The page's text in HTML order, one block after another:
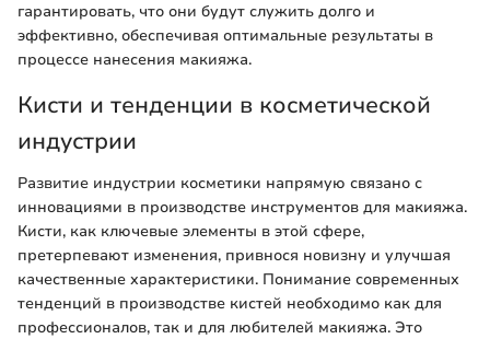
гарантировать, что они будут служить долго и
эффективно, обеспечивая оптимальные результаты в
процессе нанесения макияжа.
Кисти и тенденции в косметической
индустрии
Развитие индустрии косметики напрямую связано с
инновациями в производстве инструментов для макияжа.
Кисти, как ключевые элементы в этой сфере,
претерпевают изменения, привнося новизну и улучшая
качественные характеристики. Понимание современных
тенденций в производстве кистей необходимо как для
профессионалов, так и для любителей макияжа. Это